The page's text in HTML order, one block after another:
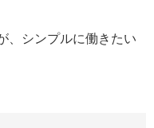
、シンプルに働きたい